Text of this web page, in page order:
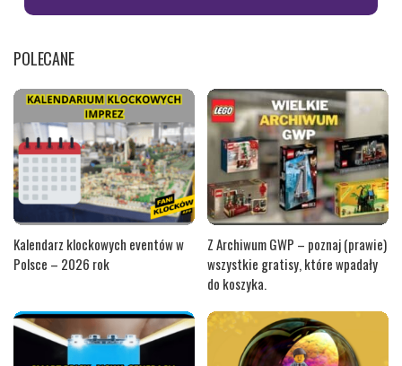
POLECANE
Kalendarz klockowych eventów w
Polsce – 2026 rok
Z Archiwum GWP – poznaj (prawie)
wszystkie gratisy, które wpadały
do koszyka.